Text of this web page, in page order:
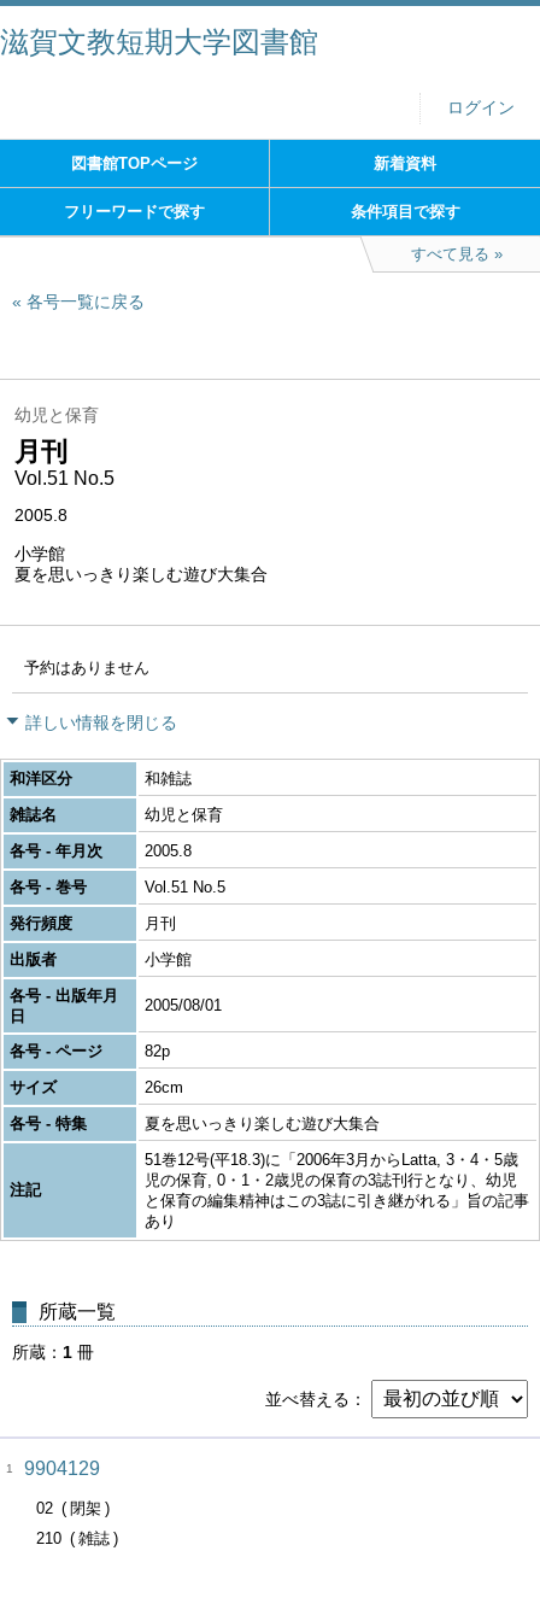
滋賀文教短期大学図書館
ログイン
図書館TOPページ 新着資料
フリーワードで探す 条件項目で探す
すべて見る
各号一覧に戻る
幼児と保育
月刊
Vol.51 No.5
2005.8
小学館
夏を思いっきり楽しむ遊び大集合
予約はありません
詳しい情報を閉じる
和洋区分
和雑誌
雑誌名
幼児と保育
各号 - 年月次
2005.8
各号 - 巻号
Vol.51 No.5
発行頻度
月刊
出版者
小学館
各号 - 出版年月
日
2005/08/01
各号 - ページ
82p
サイズ
26cm
各号 - 特集
夏を思いっきり楽しむ遊び大集合
注記
51巻12号(平18.3)に「2006年3月からLatta, 3・4・5歳
児の保育, 0・1・2歳児の保育の3誌刊行となり、幼児
と保育の編集精神はこの3誌に引き継がれる」旨の記事
あり
所蔵一覧
所蔵 1 冊
並べ替える
1 9904129
02
閉架
210
雑誌